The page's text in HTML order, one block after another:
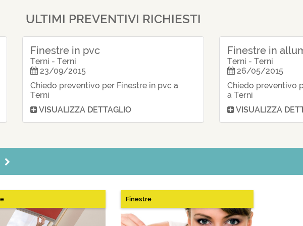
Preventivo per Finestre Olbia-Tempio
Preventivo per Finestre Oristano
Preventivo per Finestre Parma
Preventivo per Finestre Pavia
Preventivo per Finestre Perugia
Preventivo per Finestre Pesaro e Urbino
Preventivo per Finestre Pescara
Preventivo per Finestre Piacenza
Preventivo per Finestre Pistoia
Preventivo per Finestre Salerno
Preventivo per Finestre Sassari
ULTIMI PREVENTIVI RICHIESTI
Finestre in pvc
Terni - Terni
23/09/2015
Chiedo preventivo per Finestre in pvc a
Terni
VISUALIZZA DETTAGLIO
Finestre in
Terni - Terni
26/05/2015
Chiedo preventivo
a Terni
VISUALIZZA
Finestre